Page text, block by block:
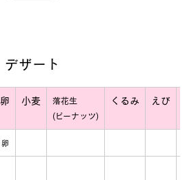
デザート
卵 小麦
落花生
(ピーナッツ)
くるみ えび
卵